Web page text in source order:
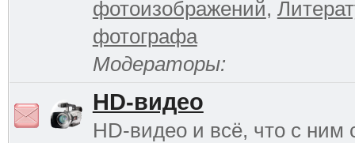
фотоизображений,
фотографа
Модераторы:
HD-видео
HD-видео и всё, что с ним